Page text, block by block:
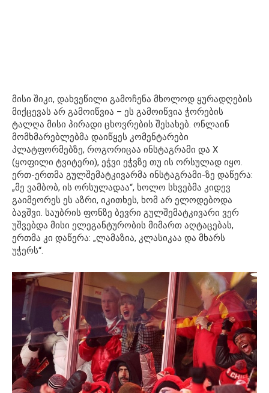
მისი შიკი, დახვეწილი გამოჩენა მხოლოდ ყურადღების
მიქცევას არ გამოიწვია – ეს გამოიწვია ჭორების
ტალღა მისი პირადი ცხოვრების შესახებ. ონლაინ
მომხმარებლებმა დაიწყეს კომენტარები
პლატფორმებზე, როგორიცაა ინსტაგრამი და X
(ყოფილი ტვიტერი), ეჭვი ეჭვზე თუ ის ორსულად იყო.
ერთ-ერთმა გულშემატკივარმა ინსტაგრამი-ზე დაწერა:
„მე ვამბობ, ის ორსულადაა“, ხოლო სხვებმა კიდევ
გაიმეორეს ეს აზრი, იკითხეს, ხომ არ ელოდებოდა
ბავშვი. საუბრის ფონზე ბევრი გულშემატკივარი ვერ
უშვებდა მისი ელეგანტურობის მიმართ აღტაცებას,
ერთმა კი დაწერა: „ლამაზია, კლასიკაა და მხარს
უჭერს“.